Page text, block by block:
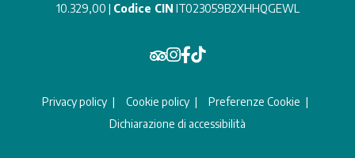
10.329,00 | Codice CIN IT023059B2XHHQGEWL
Privacy policy Cookie policy
Preferenze Cookie
Dichiarazione di accessibilità